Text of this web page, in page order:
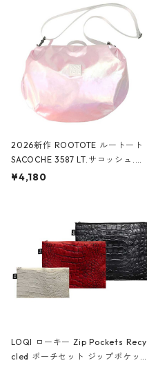
2026新作 ROOTOTE ルートート
SACOCHE 3587 LT.サコッシュ.ル
ミエ-B ショルダーバッグ グロスピ
¥4,180
LOQI ローキー Zip Pockets Recy
cled ポーチセット ジップポケット